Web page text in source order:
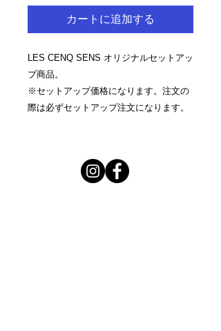
カートに追加する
LES CENQ SENS オリジナルセットアッ
プ商品。
※セットアップ価格になります。注文の
際は必ずセットアップ注文になります。